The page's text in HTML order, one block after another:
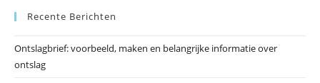
Recente Berichten
Ontslagbrief: voorbeeld, maken en belangrijke informatie over
ontslag